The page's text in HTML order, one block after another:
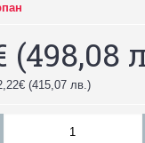
(498,08
(415,07 лв.)